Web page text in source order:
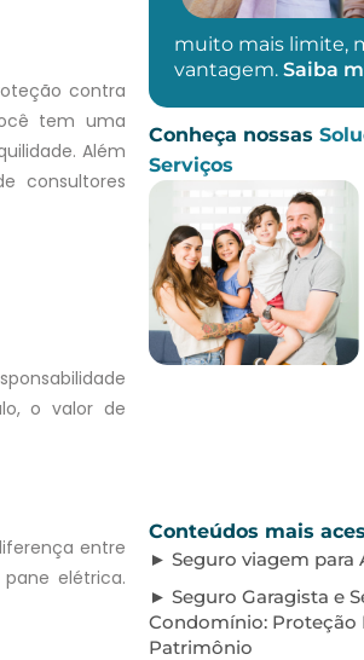
contra
tem uma
Além
consultores
o valor de
entre
elétrica.
muito mais limite,
vantagem. Saiba
Conheça nossas
Serviços
Conteúdos mais
Seguro viagem para
Seguro Garagista e
Condomínio: Proteção
Patrimônio